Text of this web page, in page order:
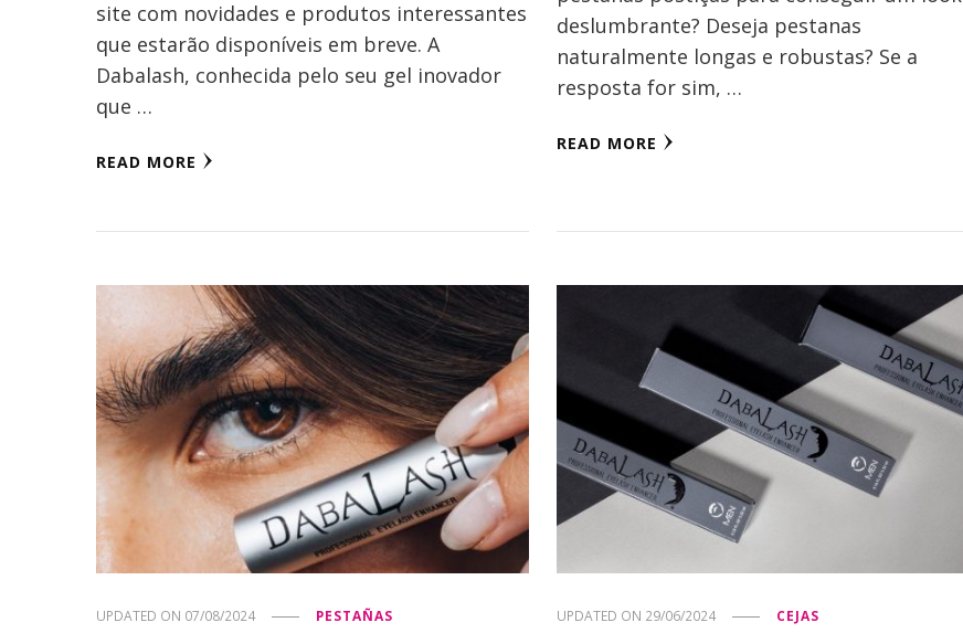
site com novidades e produtos interessantes
que estarão disponíveis em breve. A
Dabalash, conhecida pelo seu gel inovador
que …
READ MORE
deslumbrante? Deseja pestanas
naturalmente longas e robustas? Se a
resposta for sim, …
READ MORE
UPDATED ON 07/08/2024 PESTAÑAS UPDATED ON 29/06/2024 CEJAS